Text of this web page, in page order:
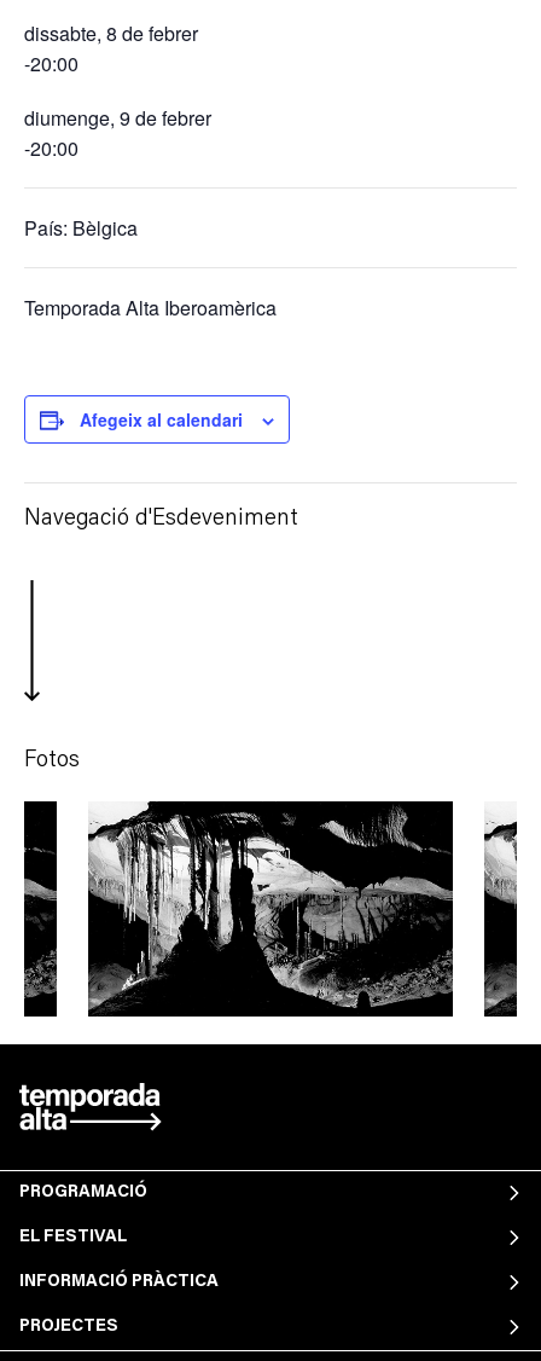
dissabte, 8 de febrer
-20:00
diumenge, 9 de febrer
-20:00
País: Bèlgica
Temporada Alta Iberoamèrica
Afegeix al calendari
Navegació d'Esdeveniment
Fotos
PROGRAMACIÓ
EL FESTIVAL
INFORMACIÓ PRÀCTICA
PROJECTES